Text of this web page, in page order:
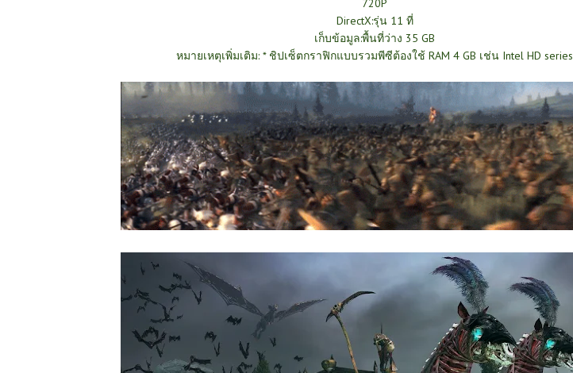
720P
DirectX:รุ่น 11 ที่
เก็บข้อมูล:พื้นที่ว่าง 35 GB
หมายเหตุเพิ่มเติม: * ชิปเซ็ตกราฟิกแบบรวมพีซีต้องใช้ RAM 4 GB เช่น Intel HD series